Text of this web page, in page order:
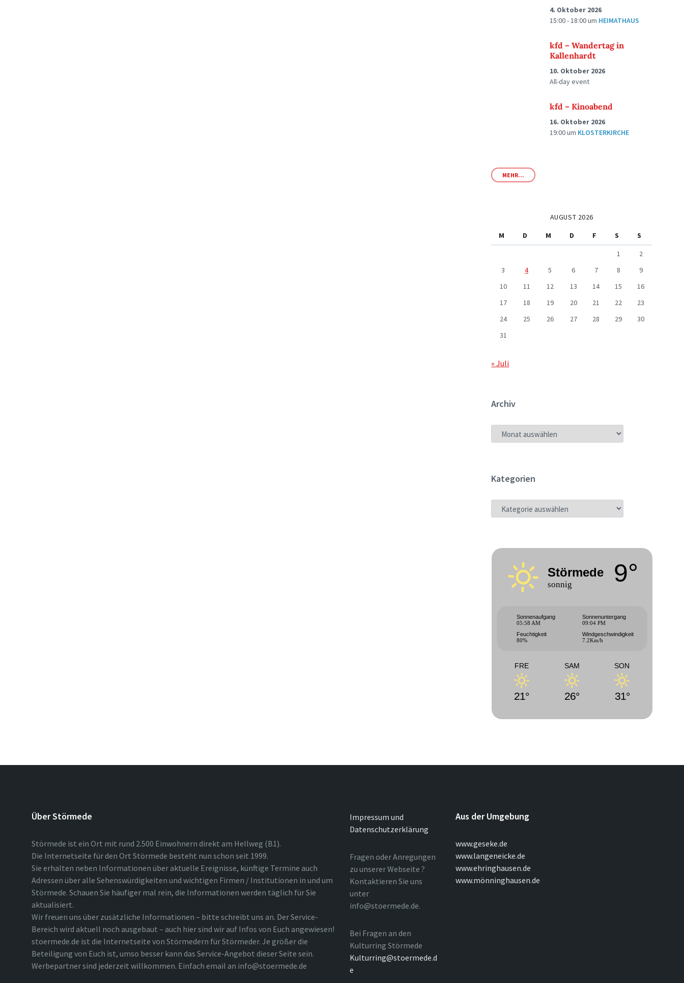
4. Oktober 2026
15:00 - 18:00um HEIMATHAUS
kfd – Wandertag in
Kallenhardt
10. Oktober 2026
All-day event
kfd – Kinoabend
16. Oktober 2026
19:00um KLOSTERKIRCHE
MEHR...
AUGUST 2026
M
D M D F S
S
1
2
3
4 5 6 7 8
9
10
11 12 13 14 15
16
17
18 19 20 21 22
23
24
25 26 27 28 29
30
31
« Juli
Archiv
ARCHIV
Kategorien
KATEGORIEN
Störmede
sonnig 9°
Sonnenaufgang
05:58 AM
Sonnenuntergang
09:04 PM
Feuchtigkeit
80%
Windgeschwindigkeit
7.2Km/h
FRE
21°
SAM
26°
SON
31°
Über Störmede
Störmede ist ein Ort mit rund 2.500 Einwohnern direkt am Hellweg (B1).
Die Internetseite für den Ort Störmede besteht nun schon seit 1999.
Sie erhalten neben Informationen über aktuelle Ereignisse, künftige Termine auch
Adressen über alle Sehenswürdigkeiten und wichtigen Firmen / Institutionen in und um
Störmede. Schauen Sie häufiger mal rein, die Informationen werden täglich für Sie
aktualisiert.
Wir freuen uns über zusätzliche Informationen – bitte schreibt uns an. Der Service-
Bereich wird aktuell noch ausgebaut – auch hier sind wir auf Infos von Euch angewiesen!
stoermede.de ist die Internetseite von Störmedern für Störmeder. Je größer die
Beteiligung von Euch ist, umso besser kann das Service-Angebot dieser Seite sein.
Werbepartner sind jederzeit willkommen. Einfach email an info@stoermede.de
Impressum und
Datenschutzerklärung
Fragen oder Anregungen
zu unserer Webseite ?
Kontaktieren Sie uns
unter
info@stoermede.de.
Bei Fragen an den
Kulturring Störmede
Kulturring@stoermede.d
e
Aus der Umgebung
www.geseke.de
www.langeneicke.de
www.ehringhausen.de
www.mönninghausen.de